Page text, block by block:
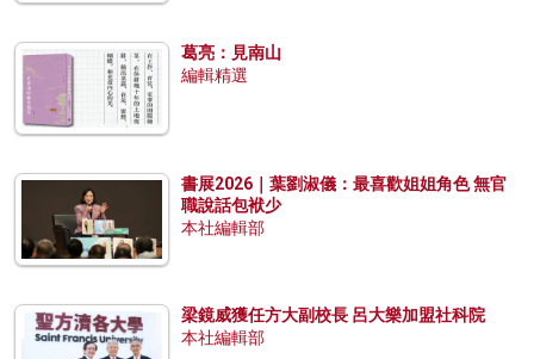
葛亮：見南山
編輯精選
書展2026｜葉劉淑儀：最喜歡姐姐角色 無官
職說話包袱少
本社編輯部
梁鏡威獲任方大副校長 呂大樂加盟社科院
本社編輯部